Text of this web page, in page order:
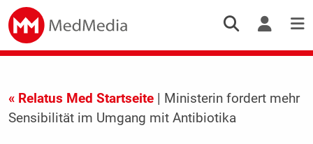
« Relatus Med Startseite| Ministerin fordert mehr
Sensibilität im Umgang mit Antibiotika